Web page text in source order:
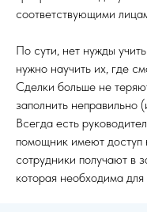
соответствующими
По сути, нет нужды
нужно научить их, где
Сделки больше не
заполнить неправильно
Всегда есть
помощник имеют доступ
сотрудники получают в
которая необходима